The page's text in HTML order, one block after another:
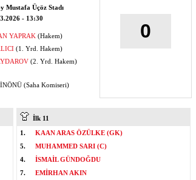
Mustafa Üçöz Stadı
- 13:30
YAPRAK (Hakem)
(1. Yrd. Hakem)
(2. Yrd. Hakem)
(Saha Komiseri)
0
İlk 11
1.
KAAN ARAS ÖZÜLKE (GK)
5.
MUHAMMED SARI (C)
4.
İSMAİL GÜNDOĞDU
7.
EMİRHAN AKIN